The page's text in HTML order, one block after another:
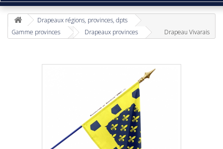
Drapeaux régions, provinces, dpts
Gamme provinces
Drapeaux provinces Drapeau Vivarais